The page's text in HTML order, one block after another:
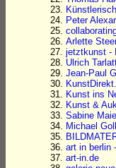
Peter
Arlette
jetztkunst -
Ulrich
Jean-Paul
Kunst ins
Kunst &
Sabine
Michael
art in berlin
art-in.de